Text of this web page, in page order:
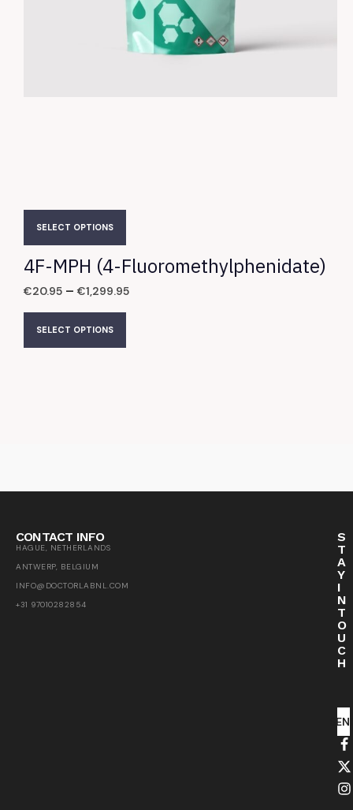
SELECT OPTIONS
4F-MPH (4-Fluoromethylphenidate)
€20.95 – €1,299.95
SELECT OPTIONS
CONTACT INFO
HAGUE, NETHERLANDS
ANTWERP, BELGIUM
INFO@DOCTORLABNL.COM
+31 97010282854
S
T
A
Y
I
N
T
O
U
C
H